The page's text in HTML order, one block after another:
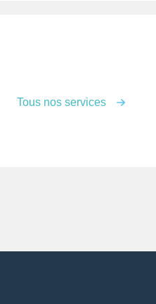
Tous nos services